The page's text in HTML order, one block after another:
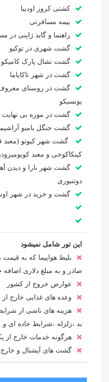
کشتی کروز اودیبا
بیمه مسافرتی
راهنما و گاید ژاپنی در
گشت شهری در توکیو
گشت نشال پارک
گشت در شهر تاکایاما
گشت در روستای معروف
یونسیکو
گشت در موزه بی نهایت
گشت جنگل بامبو
گشت شهر کیوتو (معبد
کینکاکوجی و معبد
گشت شهر نارا و دیدن
دوتنبوری
گشت و خرید در شهر
این تور شامل نمیشود
بلیط هواپیما که به
صادر و به مبلغ دلاری اضافه
عوارض خروج از کشور
وعده های غذایی خارج
هزینه های ناشی از
بد ،زلزله ،شرایط جاده ای و…
هرگونه خدمات خارج از
گشت های آپشنال و خارج